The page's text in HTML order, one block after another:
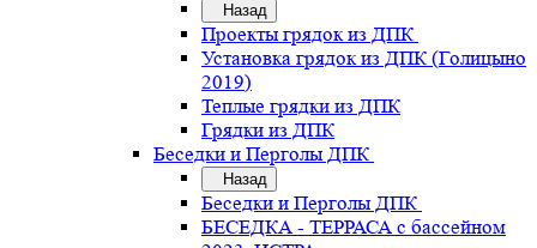
Назад
Проекты грядок из ДПК
Установка грядок из ДПК (Голицыно
2019)
Теплые грядки из ДПК
Грядки из ДПК
Беседки и Перголы ДПК
Назад
Беседки и Перголы ДПК
БЕСЕДКА - ТЕРРАСА с бассейном